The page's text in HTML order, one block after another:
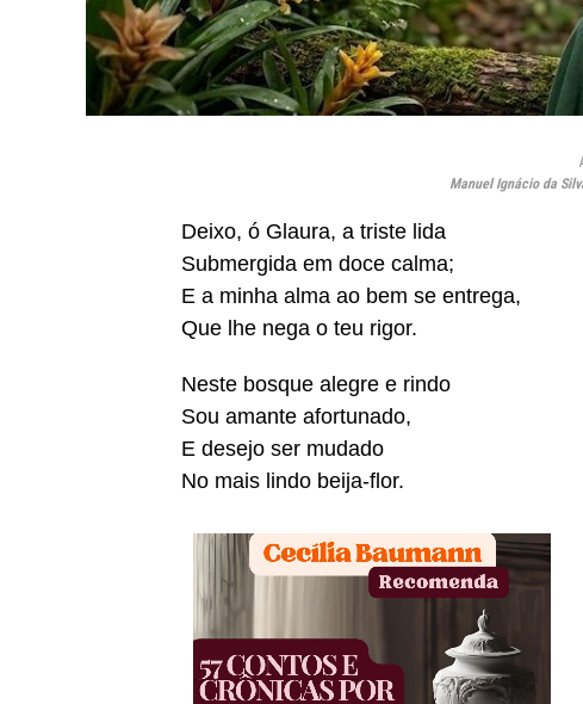
Manuel Ignácio da
Deixo, ó Glaura, a triste lida
Submergida em doce calma;
E a minha alma ao bem se entrega,
Que lhe nega o teu rigor.
Neste bosque alegre e rindo
Sou amante afortunado,
E desejo ser mudado
No mais lindo beija-flor.